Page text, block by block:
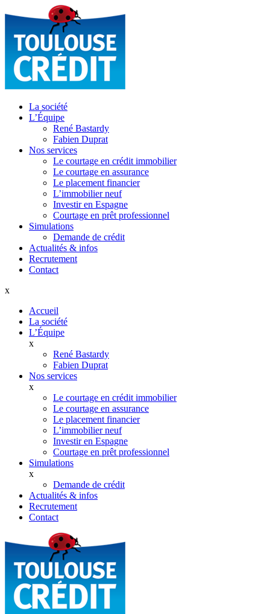
La société
L’Équipe
René Bastardy
Fabien Duprat
Nos services
Le courtage en crédit immobilier
Le courtage en assurance
Le placement financier
L’immobilier neuf
Investir en Espagne
Courtage en prêt professionnel
Simulations
Demande de crédit
Actualités & infos
Recrutement
Contact
x
Accueil
La société
L’Équipe
x
René Bastardy
Fabien Duprat
Nos services
x
Le courtage en crédit immobilier
Le courtage en assurance
Le placement financier
L’immobilier neuf
Investir en Espagne
Courtage en prêt professionnel
Simulations
x
Demande de crédit
Actualités & infos
Recrutement
Contact